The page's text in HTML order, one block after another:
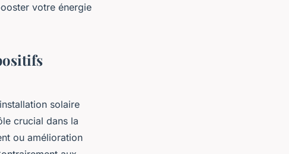
votre énergie
solaire
crucial dans la
ou amélioration